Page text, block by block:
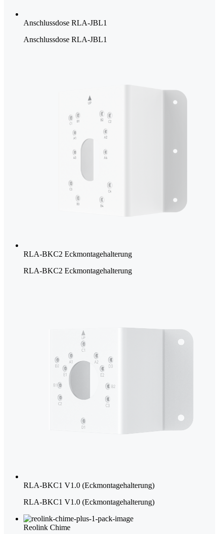
Anschlussdose RLA-JBL1
Anschlussdose RLA-JBL1
RLA-BKC2 Eckmontagehalterung
RLA-BKC2 Eckmontagehalterung
RLA-BKC1 V1.0 (Eckmontagehalterung)
RLA-BKC1 V1.0 (Eckmontagehalterung)
Reolink Chime